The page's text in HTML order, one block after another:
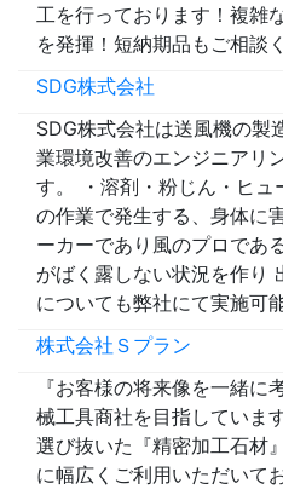
工を行っております！複雑
を発揮！短納期品もご相談
SDG株式会社
SDG株式会社は送風機の製
業環境改善のエンジニアリ
す。 ・溶剤・粉じん・ヒュ
の作業で発生する、身体に
ーカーであり風のプロであ
がばく露しない状況を作り
についても弊社にて実施可
株式会社Ｓプラン
『お客様の将来像を一緒
械工具商社を目指していま
選び抜いた『精密加工石材
に幅広くご利用いただいて